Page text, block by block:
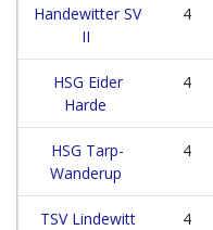
Handewitter SV
II
4
HSG Eider
Harde
4
HSG Tarp-
Wanderup
4
TSV Lindewitt 4